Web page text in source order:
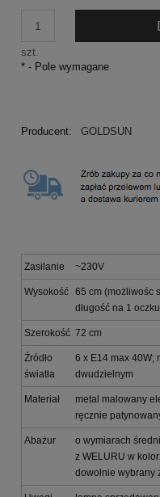
szt.
* - Pole wymagane
Producent: GOLDSUN
Zasilanie ~230V
Wysokość 65 cm (możliwośc
długość na 1
Szerokość 72 cm
Źródło
światła
6 x E14 max 40W;
dwudzielnym
Materiał
metal malowany
ręcznie
Abażur
o wymiarach
z WELURU w
dowolnie wybrany